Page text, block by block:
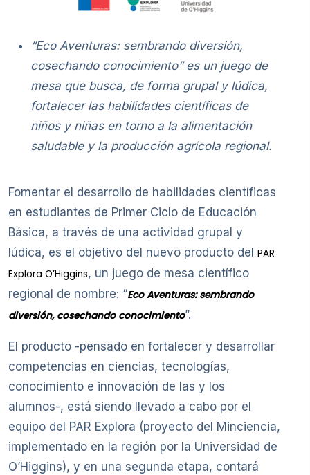
“Eco Aventuras: sembrando diversión,
cosechando conocimiento” es un juego de
mesa que busca, de forma grupal y lúdica,
fortalecer las habilidades científicas de
niños y niñas en torno a la alimentación
saludable y la producción agrícola regional.
Fomentar el desarrollo de habilidades científicas
en estudiantes de Primer Ciclo de Educación
Básica, a través de una actividad grupal y
lúdica, es el objetivo del nuevo producto del PAR
Explora O’Higgins, un juego de mesa científico
regional de nombre: “Eco Aventuras: sembrando
diversión, cosechando conocimiento”.
El producto -pensado en fortalecer y desarrollar
competencias en ciencias, tecnologías,
conocimiento e innovación de las y los
alumnos-, está siendo llevado a cabo por el
equipo del PAR Explora (proyecto del Minciencia,
implementado en la región por la Universidad de
O’Higgins), y en una segunda etapa, contará